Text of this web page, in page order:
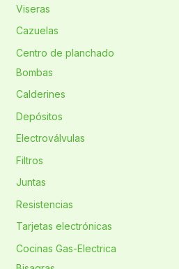
Viseras
Cazuelas
Centro de planchado
Bombas
Calderines
Depósitos
Electroválvulas
Filtros
Juntas
Resistencias
Tarjetas electrónicas
Cocinas Gas-Electrica